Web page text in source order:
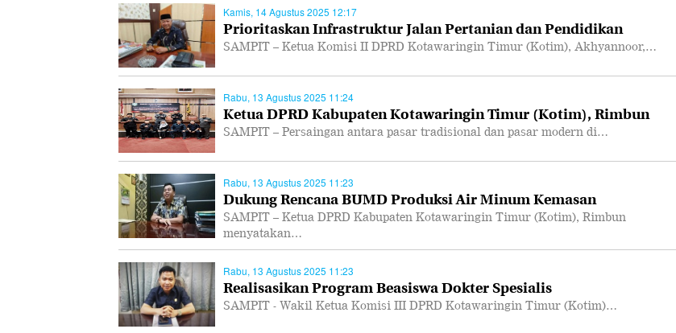
Kamis, 14 Agustus 2025 12:17
Prioritaskan Infrastruktur Jalan Pertanian dan Pendidikan
SAMPIT – Ketua Komisi II DPRD Kotawaringin Timur (Kotim), Akhyannoor,…
Rabu, 13 Agustus 2025 11:24
Ketua DPRD Kabupaten Kotawaringin Timur (Kotim), Rimbun
SAMPIT – Persaingan antara pasar tradisional dan pasar modern di…
Rabu, 13 Agustus 2025 11:23
Dukung Rencana BUMD Produksi Air Minum Kemasan
SAMPIT – Ketua DPRD Kabupaten Kotawaringin Timur (Kotim), Rimbun
menyatakan…
Rabu, 13 Agustus 2025 11:23
Realisasikan Program Beasiswa Dokter Spesialis
SAMPIT - Wakil Ketua Komisi III DPRD Kotawaringin Timur (Kotim)…